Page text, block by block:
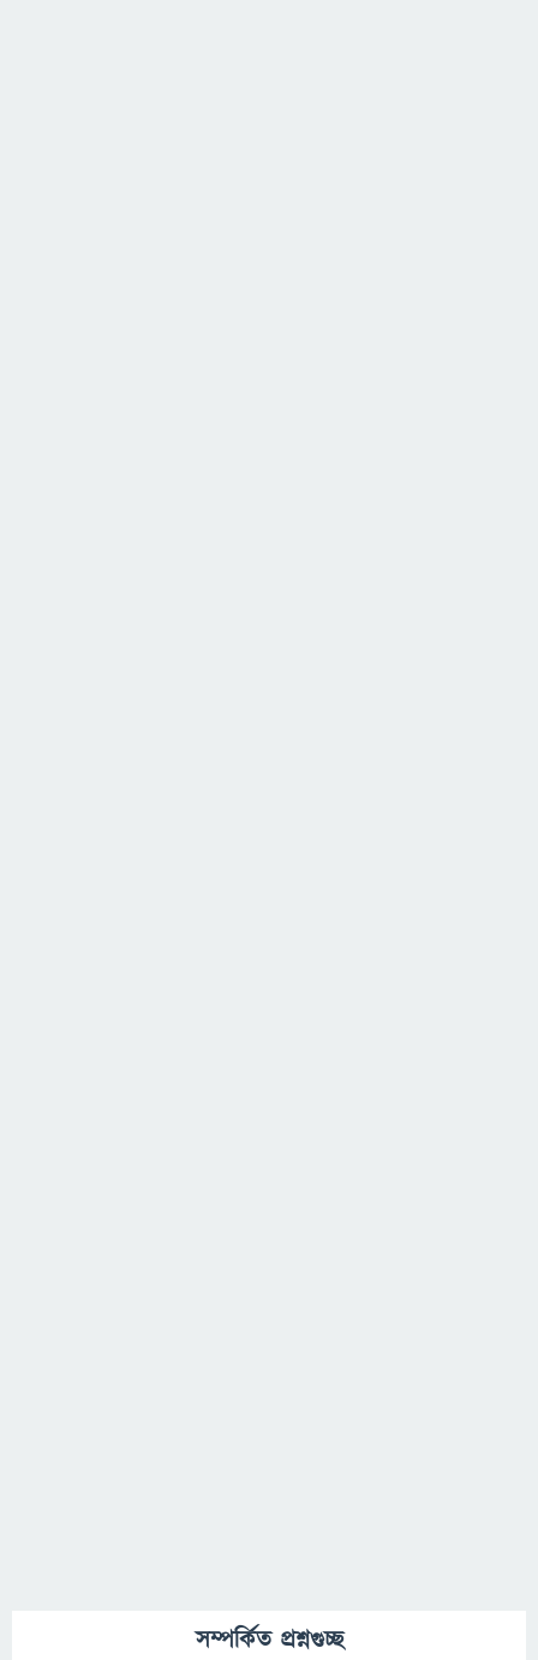
সম্পর্কিত প্রশ্নগুচ্ছ